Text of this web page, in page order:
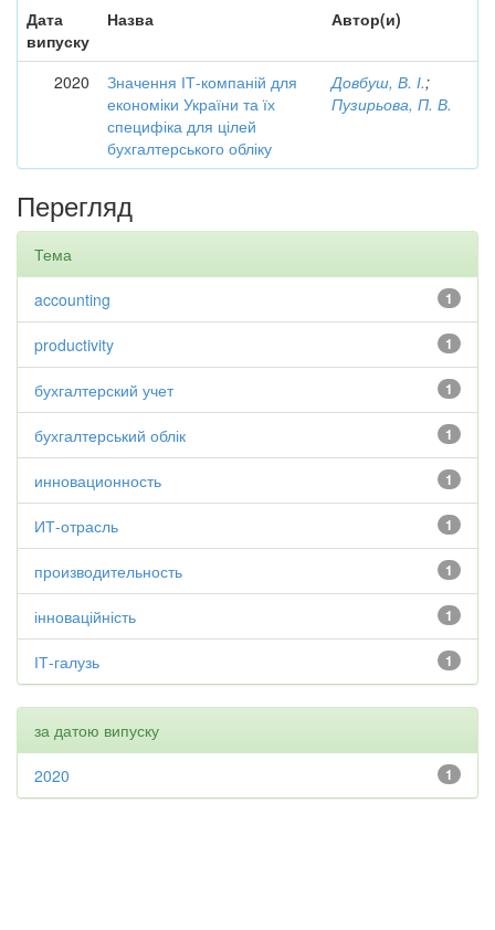
Дата
випуску
Назва Автор(и)
2020
Значення ІТ-компаній для
економіки України та їх
специфіка для цілей
бухгалтерського обліку
Довбуш, В. І.;
Пузирьова, П. В.
Перегляд
Тема
1
accounting
1
productivity
1
бухгалтерский учет
1
бухгалтерський облік
1
инновационность
1
ИТ-отрасль
1
производительность
1
інноваційність
1
ІТ-галузь
за датою випуску
1
2020